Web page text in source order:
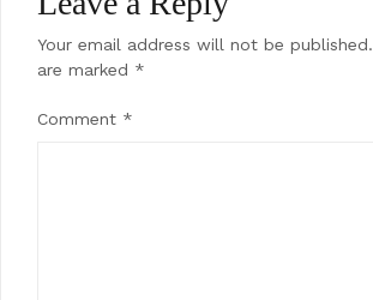
Your email address will not be published.
are marked *
Comment *